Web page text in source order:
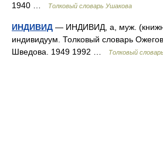
1940 …
Толковый словарь Ушакова
ИНДИВИД — ИНДИВИД, а, муж.
индивидуум. Толковый словарь
Шведова. 1949 1992 …
Толковый